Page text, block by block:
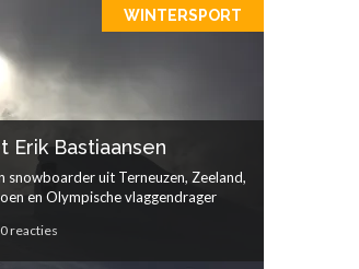
WINTERSPORT
Erik Bastiaansen
snowboarder uit Terneuzen, Zeeland,
en Olympische vlaggendrager
0 reacties